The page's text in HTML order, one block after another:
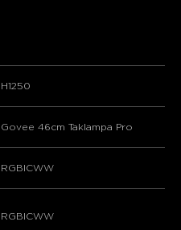
H1250
Govee 46cm Taklampa Pro
RGBICWW
RGBICWW